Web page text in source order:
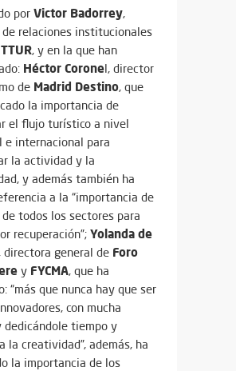
por Victor Badorrey,
relaciones institucionales
, y en la que han
Héctor Coronel, director
de Madrid Destino, que
la importancia de
el flujo turístico a nivel
e internacional para
la actividad y la
y además también ha
a la “importancia de
todos los sectores para
recuperación”; Yolanda de
directora general de Foro
y FYCMA, que ha
“más que nunca hay que ser
con mucha
dedicándole tiempo y
la creatividad”, además, ha
la importancia de los